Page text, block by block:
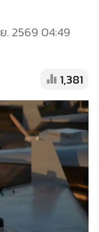
น
ร้าง
ลายแสน
. 2569 04:49
1,381